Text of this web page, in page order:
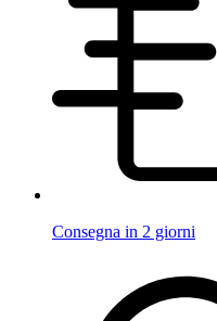
Consegna in 2 giorni